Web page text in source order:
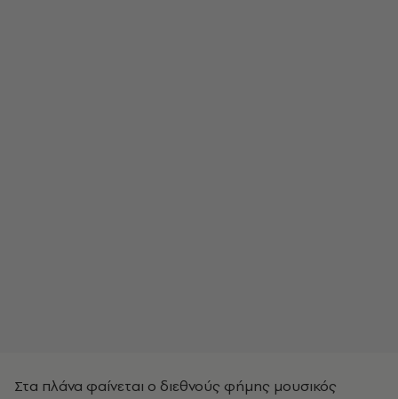
Στα πλάνα φαίνεται ο διεθνούς φήμης μουσικός